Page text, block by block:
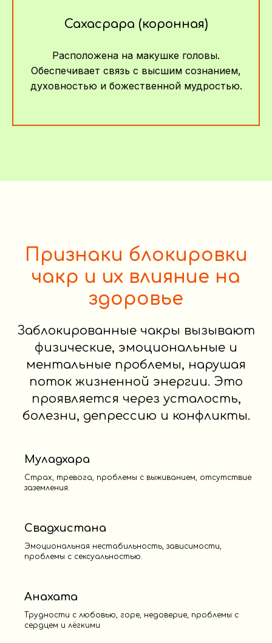
Сахасрара (коронная)
Расположена на макушке головы.
Обеспечивает связь с высшим сознанием,
духовностью и божественной мудростью.
Признаки блокировки
чакр и их влияние на
здоровье
Заблокированные чакры вызывают
физические, эмоциональные и
ментальные проблемы, нарушая
поток жизненной энергии. Это
проявляется через усталость,
болезни, депрессию и конфликты.
Муладхара
Страх, тревога, проблемы с выживанием, отсутствие
заземления.
Свадхистана
Эмоциональная нестабильность, зависимости,
проблемы с сексуальностью.
Анахата
Трудности с любовью, горе, недоверие, проблемы с
сердцем и лёгкими